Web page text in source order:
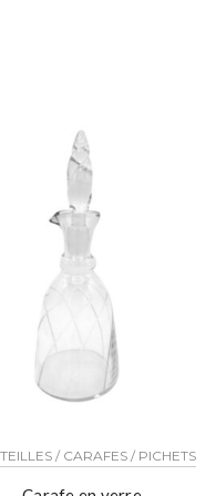
/ CARAFES / PICHETS